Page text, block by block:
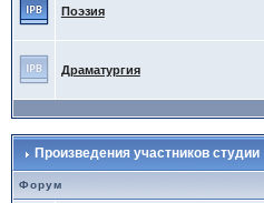
Поэзия
Драматургия
Произведения участников студии
Форум